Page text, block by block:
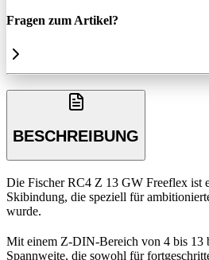
Fragen zum Artikel?
BESCHREIBUNG
Die Fischer RC4 Z 13 GW Freeflex ist
Skibindung, die speziell für
wurde.
Mit einem Z-DIN-Bereich von 4 bis 13
Spannweite, die sowohl für